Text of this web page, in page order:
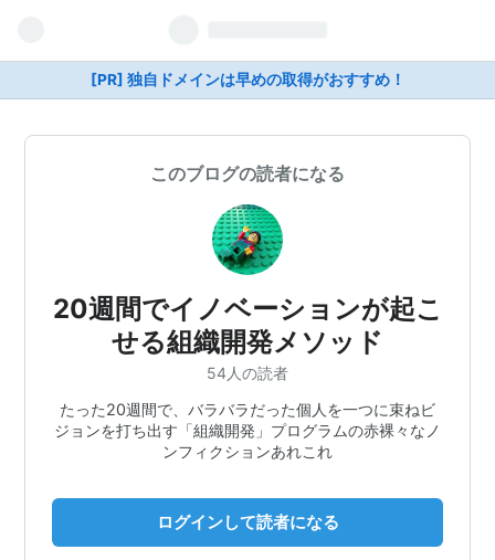
[PR] 独自ドメインは早めの取得がおすすめ！
このブログの読者になる
20週間でイノベーションが起こ
せる組織開発メソッド
54人の読者
たった20週間で、バラバラだった個人を一つに束ねビ
ジョンを打ち出す「組織開発」プログラムの赤裸々なノ
ンフィクションあれこれ
ログインして読者になる